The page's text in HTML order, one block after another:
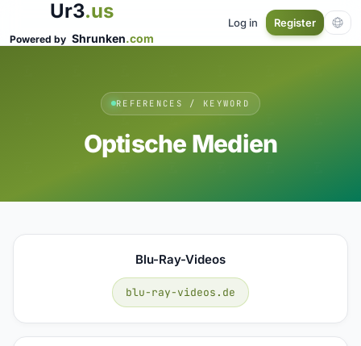
Ur3.us
Powered by Shrunken.com
Log in Register
REFERENCES / KEYWORD
Optische Medien
Blu-Ray-Videos
blu-ray-videos.de